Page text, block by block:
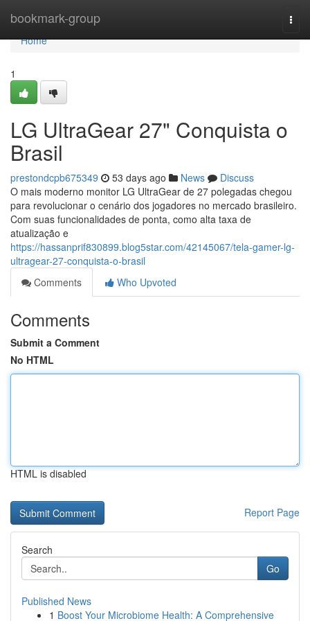
bookmark-group
Home
Home
1
LG UltraGear 27" Conquista o
Brasil
prestondcpb675349 53 days ago News
Discuss
O mais moderno monitor LG UltraGear de 27 polegadas chegou
para revolucionar o cenário dos jogadores no mercado brasileiro.
Com suas funcionalidades de ponta, como alta taxa de
atualização e
https://hassanprif830899.blog5star.com/42145067/tela-gamer-lg-
ultragear-27-conquista-o-brasil
Comments
Who Upvoted
Comments
Submit a Comment
No HTML
HTML is disabled
Report Page
Search
Go
Published News
1 Boost Your Microbiome Health: A Comprehensive